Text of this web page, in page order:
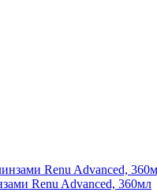
Renu Advanced, 360мл